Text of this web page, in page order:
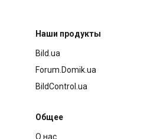
Наши продукты
Bild.ua
Forum.Domik.ua
BildControl.ua
Общее
О нас